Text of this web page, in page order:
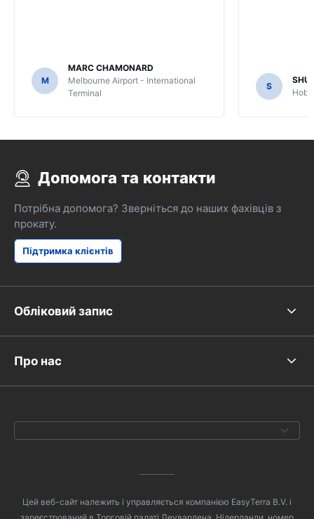
M
MARC CHAMONARD
Melbourne Airport - International
Terminal
S
Допомога та контакти
Потрібна допомога? Зверніться до наших фахівців з
прокату.
Підтримка клієнтів
Обліковий запис
Про нас
Цей веб-сайт належить і управляється компанією EasyTerra B.V. і